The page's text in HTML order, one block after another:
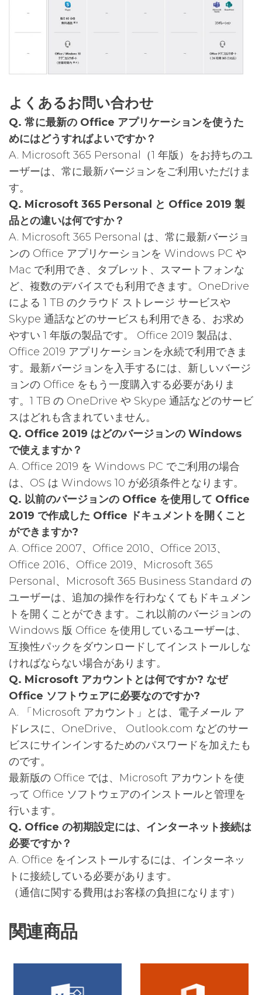
よくあるお問い合わせ
Q. 常に最新の Office アプリケーションを使うた
めにはどうすればよいですか？
A. Microsoft 365 Personal（1 年版）をお持ちのユ
ーザーは、常に最新バージョンをご利用いただけま
す。
Q. Microsoft 365 Personal と Office 2019 製
品との違いは何ですか？
A. Microsoft 365 Personal は、常に最新バージョ
ンの Office アプリケーションを Windows PC や
Mac で利用でき、タブレット、スマートフォンな
ど、複数のデバイスでも利用できます。OneDrive
による 1 TB のクラウド ストレージ サービスや
Skype 通話などのサービスも利用できる、お求め
やすい 1 年版の製品です。 Office 2019 製品は、
Office 2019 アプリケーションを永続で利用できま
す。最新バージョンを入手するには、新しいバージ
ョンの Office をもう一度購入する必要がありま
す。1 TB の OneDrive や Skype 通話などのサービ
スはどれも含まれていません。
Q. Office 2019 はどのバージョンの Windows
で使えますか？
A. Office 2019 を Windows PC でご利用の場合
は、OS は Windows 10 が必須条件となります。
Q. 以前のバージョンの Office を使用して Office
2019 で作成した Office ドキュメントを開くこと
ができますか?
A. Office 2007、Office 2010、Office 2013、
Office 2016、Office 2019、Microsoft 365
Personal、Microsoft 365 Business Standard の
ユーザーは、追加の操作を行わなくてもドキュメン
トを開くことができます。これ以前のバージョンの
Windows 版 Office を使用しているユーザーは、
互換性パックをダウンロードしてインストールしな
ければならない場合があります。
Q. Microsoft アカウントとは何ですか? なぜ
Office ソフトウェアに必要なのですか?
A. 「Microsoft アカウント」とは、電子メール ア
ドレスに、OneDrive、 Outlook.com などのサー
ビスにサインインするためのパスワードを加えたも
のです。
最新版の Office では、Microsoft アカウントを使
って Office ソフトウェアのインストールと管理を
行います。
Q. Office の初期設定には、インターネット接続は
必要ですか？
A. Office をインストールするには、インターネッ
トに接続している必要があります。
（通信に関する費用はお客様の負担になります）
関連商品